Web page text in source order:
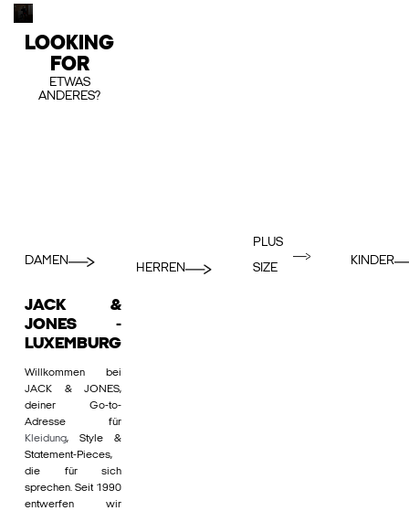
LOOKING
FOR
ETWAS
ANDERES?
DAMEN
HERREN
PLUS
SIZE
KINDER
JACK &
JONES -
LUXEMBURG
Willkommen bei
JACK & JONES,
deiner Go-to-
Adresse für
Kleidung, Style &
Statement-Pieces,
die für sich
sprechen. Seit 1990
entwerfen wir